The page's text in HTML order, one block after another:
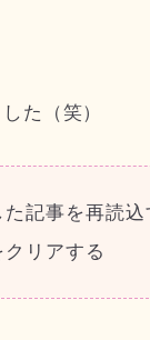
た（笑）
記事を再読
リアする